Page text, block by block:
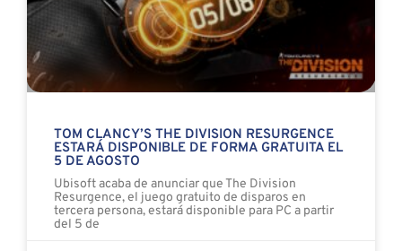
TOM CLANCY’S THE DIVISION RESURGENCE
ESTARÁ DISPONIBLE DE FORMA GRATUITA EL
5 DE AGOSTO
Ubisoft acaba de anunciar que The Division
Resurgence, el juego gratuito de disparos en
tercera persona, estará disponible para PC a partir
del 5 de